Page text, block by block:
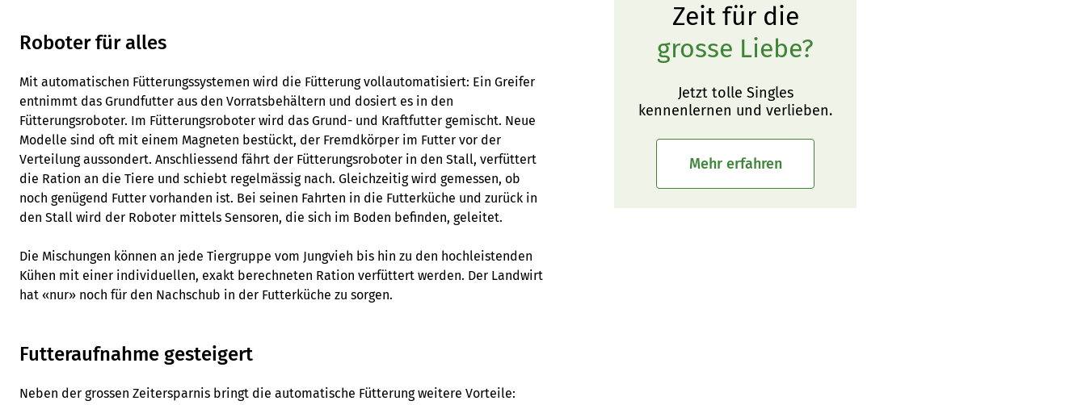
Roboter für alles
Mit automatischen Fütterungssystemen wird die Fütterung vollautomatisiert: Ein Greifer
entnimmt das Grundfutter aus den Vorratsbehältern und dosiert es in den
Fütterungsroboter. Im Fütterungsroboter wird das Grund- und Kraftfutter gemischt. Neue
Modelle sind oft mit einem Magneten bestückt, der Fremdkörper im Futter vor der
Verteilung aussondert. Anschliessend fährt der Fütterungsroboter in den Stall, verfüttert
die Ration an die Tiere und schiebt regelmässig nach. Gleichzeitig wird gemessen, ob
noch genügend Futter vorhanden ist. Bei seinen Fahrten in die Futterküche und zurück in
den Stall wird der Roboter mittels Sensoren, die sich im Boden befinden, geleitet.
Die Mischungen können an jede Tiergruppe vom Jungvieh bis hin zu den hochleistenden
Kühen mit einer individuellen, exakt berechneten Ration verfüttert werden. Der Landwirt
hat «nur» noch für den Nachschub in der Futterküche zu sorgen.
Futteraufnahme gesteigert
Neben der grossen Zeitersparnis bringt die automatische Fütterung weitere Vorteile:
Zeit für die
grosse Liebe?
Jetzt tolle Singles
kennenlernen und verlieben.
Mehr erfahren